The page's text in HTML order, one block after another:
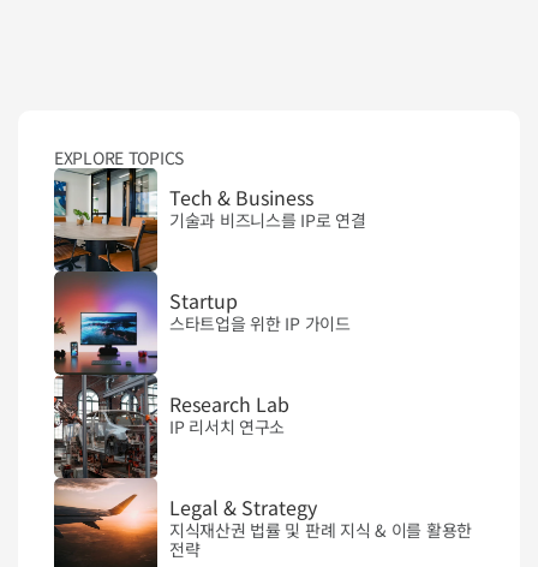
EXPLORE TOPICS
Tech & Business
기술과 비즈니스를 IP로 연결
Startup
스타트업을 위한 IP 가이드
Research Lab
IP 리서치 연구소
Legal & Strategy
지식재산권 법률 및 판례 지식 & 이를 활용한
전략